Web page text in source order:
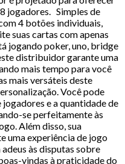
jogadores. Simples de
4 botões individuais,
suas cartas com apenas
jogando poker, uno, bridge
distribuidor garante uma
mais tempo para você
mais versáteis deste
Você pode
e a quantidade de
se perfeitamente às
Além disso, sua
uma experiência de jogo
às disputas sobre
vindas à praticidade do